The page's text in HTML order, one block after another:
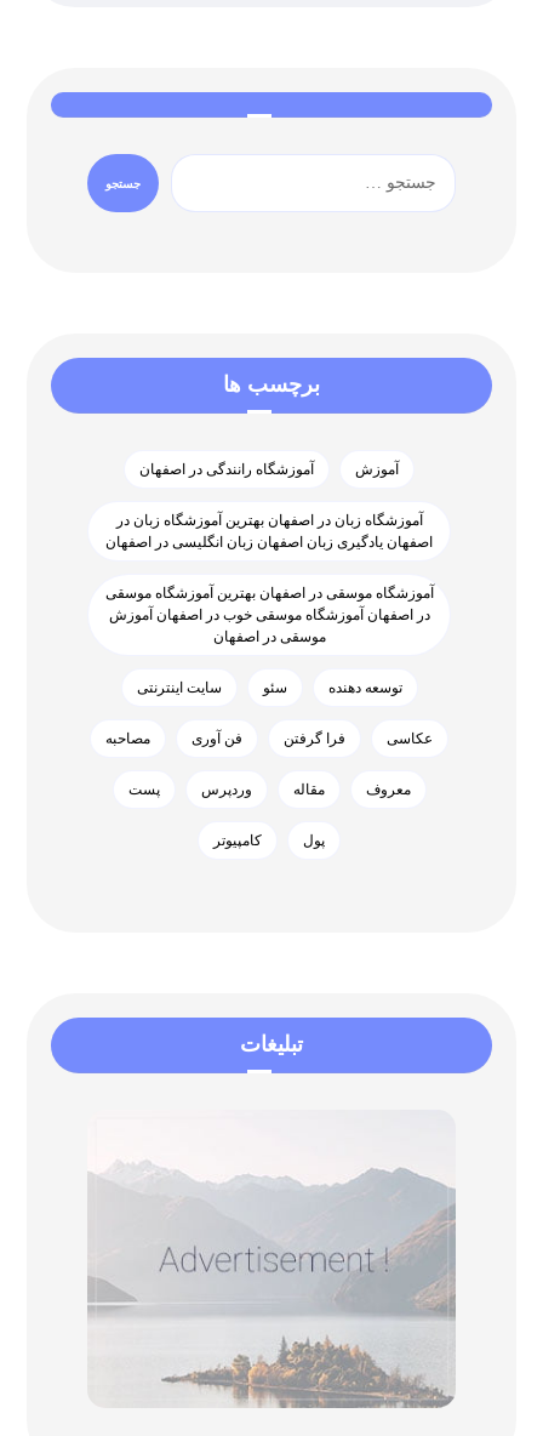
برچسب ها
آموزش آموزشگاه رانندگی در اصفهان
آموزشگاه زبان در اصفهان بهترین آموزشگاه زبان در
اصفهان یادگیری زبان اصفهان زبان انگلیسی در اصفهان
آموزشگاه موسقی در اصفهان بهترین آموزشگاه موسقی
در اصفهان آموزشگاه موسقی خوب در اصفهان آموزش
موسقی در اصفهان
توسعه دهنده سئو سایت اینترنتی
عکاسی فرا گرفتن فن آوری مصاحبه
معروف مقاله وردپرس پست
پول کامپیوتر
تبلیغات